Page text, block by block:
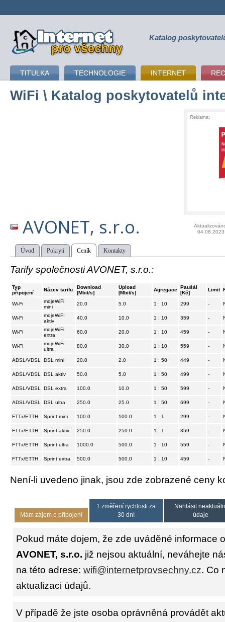
připojení k internetu Katalog
TITULKA TECHNOLOGIE INTERNET
WiFi \ Katalog poskytovatelů
Reklama:
AVONET, s.r.o.
04.08.2023
Úvod Pokrytí Ceník Kontakty
Tarify společnosti AVONET, s.r.o.:
Typ
připojení
Název tarifu
Download
[Mbit/s]
Upload
[Mbit/s]
Agregace Paušál
[Kč]
Limit
Wi-Fi
mojeWiFi
mini
20.0 5.0 1 : 10 299 -
Wi-Fi
mojeWiFI
aktiv
40.0 10.0 1 : 10 359 -
Wi-Fi
mojeWiFi
extra
60.0 20.0 1 : 10 459 -
Wi-Fi
mojeWiFi
ultra
80.0 30.0 1 : 10 559 -
ADSL/VDSL DSL mini 20.0 2.0 1 : 50 449 -
ADSL/VDSL DSL aktiv 50.0 5.0 1 : 50 499 -
ADSL/VDSL DSL extra 100.0 10.0 1 : 50 599 -
ADSL/VDSL DSL ultra 250.0 25.0 1 : 50 699 -
FTTx/ETTH Sprint mini 100.0 100.0 1 : 1 299 -
FTTx/ETTH Sprint aktiv 250.0 250.0 1 : 1 359 -
FTTx/ETTH Sprint ultra 1000.0 500.0 1 : 10 559 -
FTTx/ETTH Sprint extra 500.0 500.0 1 : 10 459 -
Není-li uvedeno jinak, jsou zde zobrazené ceny
Mám zájem o připojení
1 změření rychlosti za
30 dní
Nahlásit
údaje
Pokud máte dojem, že zde uváděné informace
AVONET, s.r.o. již nejsou aktuální, neváhejte
na této adrese: wifi@internetprovsechny.cz. Co
aktualizaci údajů.
V případě že jste osoba oprávněná provádět